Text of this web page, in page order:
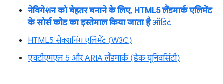
नेविगेशन को बेहतर बनाने के लिए, HTML5 लैंडमार्क एलिमेंट
के सोर्स कोड का इस्तेमाल किया जाता हैऑडिट
HTML5 सेक्शनिंग एलिमेंट (W3C)
एचटीएमएल 5 और ARIA लैंडमार्क (डेक यूनिवर्सिटी)